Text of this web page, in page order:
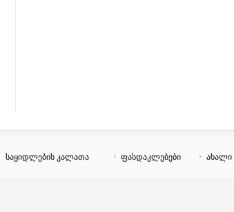
საყიდლების კალათა ფასდაკლებები ახალი